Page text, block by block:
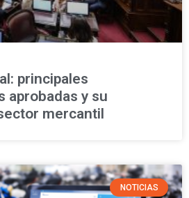
principales
aprobadas y su
mercantil
NOTICIAS